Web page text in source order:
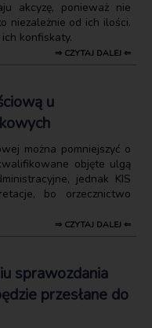
akcyzę, ponieważ nie
niezależnie od ich ilości.
konfiskaty.
⇒ CZYTAJ DALEJ ⇐
u
można pomniejszyć o
objęte ulgą
jednak KIS
bo orzecznictwo
⇒ CZYTAJ DALEJ ⇐
sprawozdania
przesłane do